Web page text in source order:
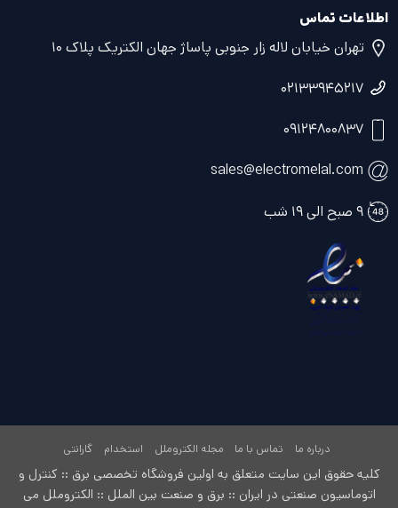
اطلاعات تماس
تهران خیابان لاله زار جنوبی پاساژ جهان الکتریک پلاک ۱۰
۰۲۱۳۳۹۴۵۲۱۷
۰۹۱۲۴۸۰۰۸۳۷
sales@electromelal.com
درباره ما تماس با ما مجله الکتروملل استخدام گارانتی
کلیه حقوق این سایت متعلق به اولین فروشگاه تخصصی برق :: کنترل و
اتوماسیون صنعتی در ایران :: برق و صنعت بین الملل :: الکتروملل می